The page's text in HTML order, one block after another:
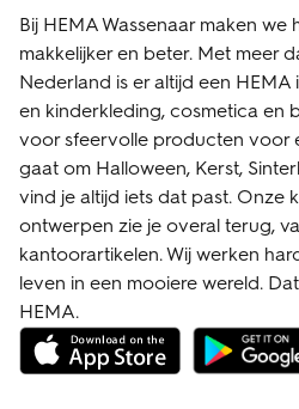
Bij HEMA Wassenaar maken we
makkelijker en beter. Met meer
Nederland is er altijd een
en kinderkleding, cosmetica en
voor sfeervolle producten voor
gaat om Halloween, Kerst,
vind je altijd iets dat past. Onze
ontwerpen zie je overal terug,
kantoorartikelen. Wij werken
leven in een mooiere wereld.
HEMA.